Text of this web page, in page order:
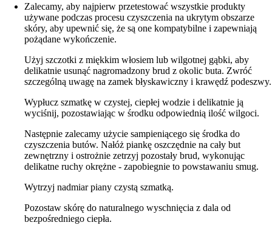
Zalecamy, aby najpierw przetestować wszystkie produkty
używane podczas procesu czyszczenia na ukrytym obszarze
skóry, aby upewnić się, że są one kompatybilne i zapewniają
pożądane wykończenie.
Użyj szczotki z miękkim włosiem lub wilgotnej gąbki, aby
delikatnie usunąć nagromadzony brud z okolic buta. Zwróć
szczególną uwagę na zamek błyskawiczny i krawędź podeszwy.
Wypłucz szmatkę w czystej, ciepłej wodzie i delikatnie ją
wyciśnij, pozostawiając w środku odpowiednią ilość wilgoci.
Następnie zalecamy użycie sampieniącego się środka do
czyszczenia butów. Nałóż piankę oszczędnie na cały but
zewnętrzny i ostrożnie zetrzyj pozostały brud, wykonując
delikatne ruchy okrężne - zapobiegnie to powstawaniu smug.
Wytrzyj nadmiar piany czystą szmatką.
Pozostaw skórę do naturalnego wyschnięcia z dala od
bezpośredniego ciepła.